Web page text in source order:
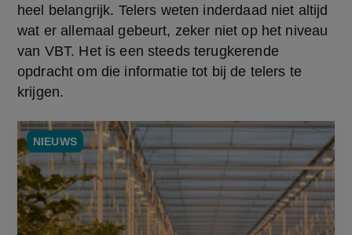
heel belangrijk. Telers weten inderdaad niet altijd
wat er allemaal gebeurt, zeker niet op het niveau
van VBT. Het is een steeds terugkerende
opdracht om die informatie tot bij de telers te
krijgen.
NIEUWS